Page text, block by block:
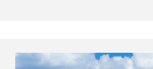
Die Catros pro ist mit dem SynCult-
Catros 9003-2TX pro